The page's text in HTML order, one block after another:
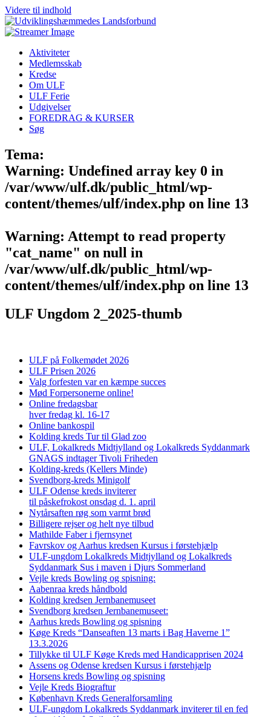
Videre til indhold
Aktiviteter
Medlemsskab
Kredse
Om ULF
ULF Ferie
Udgivelser
FOREDRAG & KURSER
Søg
Tema:
Warning: Undefined array key 0 in
/var/www/ulf.dk/public_html/wp-
content/themes/ulf/index.php on line 13
Warning: Attempt to read property
"cat_name" on null in
/var/www/ulf.dk/public_html/wp-
content/themes/ulf/index.php on line 13
ULF Ungdom 2_2025-thumb
ULF på Folkemødet 2026
ULF Prisen 2026
Valg forfesten var en kæmpe succes
Mød Forpersonerne online!
Online fredagsbar
hver fredag kl. 16-17
Online bankospil
Kolding kreds Tur til Glad zoo
ULF, Lokalkreds Midtjylland og Lokalkreds Syddanmark
GNAGS indtager Tivoli Friheden
Kolding-kreds (Kellers Minde)
Svendborg-kreds Minigolf
ULF Odense kreds inviterer
til påskefrokost onsdag d. 1. april
Nytårsaften røg som varmt brød
Billigere rejser og helt nye tilbud
Mathilde Faber i fjernsynet
Favrskov og Aarhus kredsen Kursus i førstehjælp
ULF-ungdom Lokalkreds Midtjylland og Lokalkreds
Syddanmark Sus i maven i Djurs Sommerland
Vejle kreds Bowling og spisning:
Aabenraa kreds håndbold
Kolding kredsen Jernbanemuseet
Svendborg kredsen Jernbanemuseet:
Aarhus kreds Bowling og spisning
Køge Kreds “Danseaften 13 marts i Bag Haverne 1”
13.3.2026
Tillykke til ULF Køge Kreds med Handicapprisen 2024
Assens og Odense kredsen Kursus i førstehjælp
Horsens kreds Bowling og spisning
Vejle Kreds Biograftur
København Kreds Generalforsamling
ULF-ungdom Lokalkreds Syddanmark inviterer til en fed